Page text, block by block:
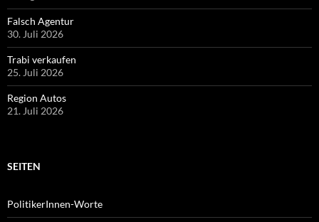
Falsch Agentur
30. Juli 2026
Trabi verkaufen
25. Juli 2026
Region Autos
21. Juli 2026
SEITEN
PolitikerInnen-Worte